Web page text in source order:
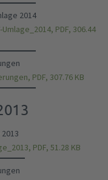
2014
PDF, 306.44
PDF, 307.76 KB
PDF, 51.28 KB